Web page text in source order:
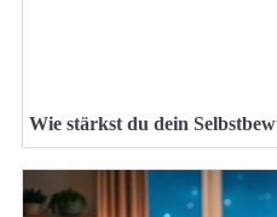
Wie stärkst du dein